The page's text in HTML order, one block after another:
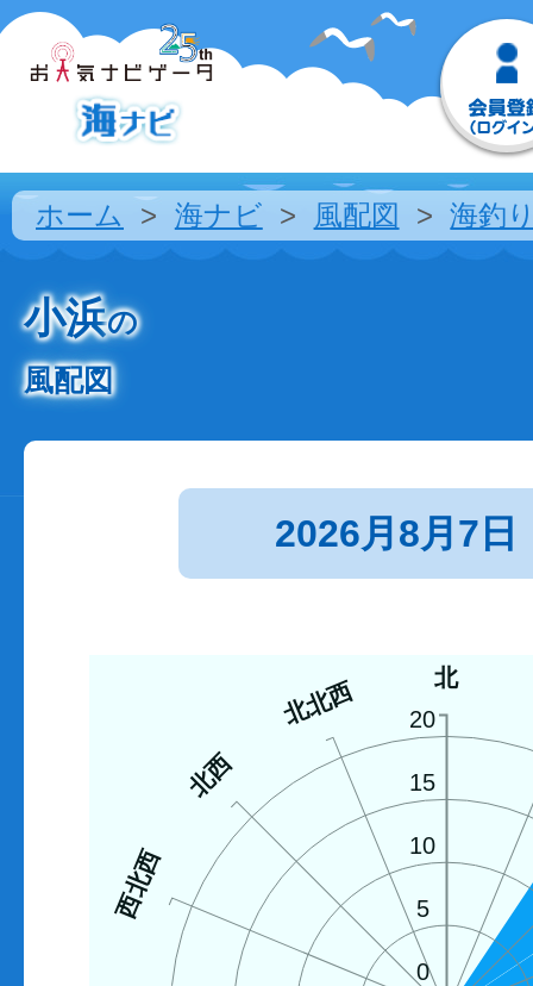
ホーム 海ナビ 風配図 海釣
小浜の
風配図
2026月8月7日
北
西北西
北西
北北西
0
5
10
15
20